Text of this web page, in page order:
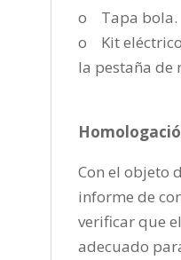
o Tapa bola.
o Kit eléctrico
la pestaña de
Con el objeto
informe de
verificar que
adecuado